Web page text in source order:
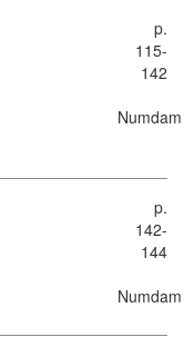
p.
115-
142
Numdam
p.
142-
144
Numdam